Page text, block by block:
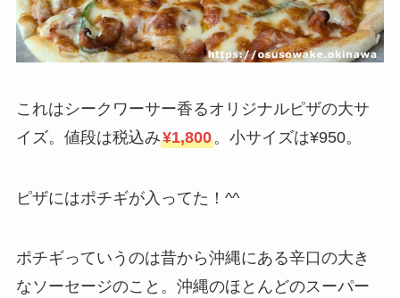
これはシークワーサー香るオリジナルピザの大サ
イズ。値段は税込み¥1,800。小サイズは¥950。
ピザにはポチギが入ってた！^^
ポチギっていうのは昔から沖縄にある辛口の大き
なソーセージのこと。沖縄のほとんどのスーパー